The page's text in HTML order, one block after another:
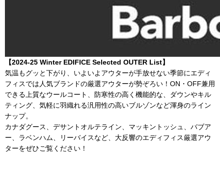
【2024-25 Winter EDIFICE Selected OUTER List】
気温もグッと下がり、いよいよアウターが手放せない季節にエディ
フィスでは人気ブランドの厳選アウターが勢ぞろい ！ ON・OFF兼用
できる上質なウールコート、防寒性の高く機能的な、ダウンやキル
ティング、気軽に羽織れる汎用性の高いブルゾンなど渾身のライン
ナップ。
カナダグース、デサントオルテライン、マッキントッシュ、バブア
ー、ラベンハム、リーバイスなど、大反響のエディフィス厳選アウ
ターをぜひご覧ください！